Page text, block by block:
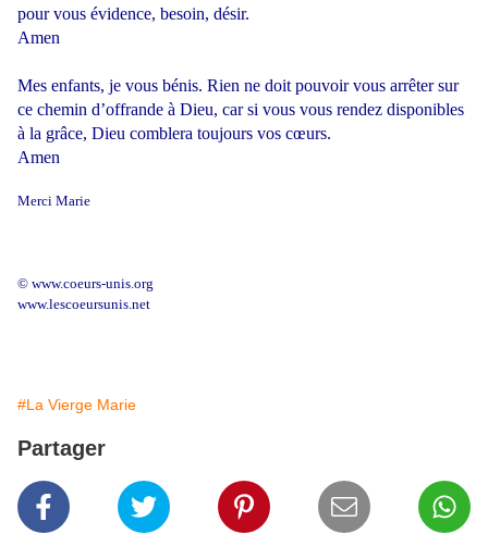
pour vous évidence, besoin, désir.
Amen
Mes enfants, je vous bénis. Rien ne doit pouvoir vous arrêter sur
ce chemin d’offrande à Dieu, car si vous vous rendez disponibles
à la grâce, Dieu comblera toujours vos cœurs.
Amen
Merci Marie
© www.coeurs-unis.org
www.lescoeursunis.net
#La Vierge Marie
Partager